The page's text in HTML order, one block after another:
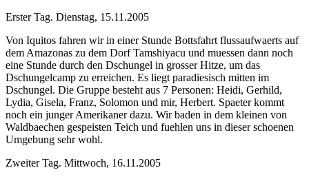
Erster Tag. Dienstag, 15.11.2005
Von Iquitos fahren wir in einer Stunde Bottsfahrt flussaufwaerts auf
dem Amazonas zu dem Dorf Tamshiyacu und muessen dann noch
eine Stunde durch den Dschungel in grosser Hitze, um das
Dschungelcamp zu erreichen. Es liegt paradiesisch mitten im
Dschungel. Die Gruppe besteht aus 7 Personen: Heidi, Gerhild,
Lydia, Gisela, Franz, Solomon und mir, Herbert. Spaeter kommt
noch ein junger Amerikaner dazu. Wir baden in dem kleinen von
Waldbaechen gespeisten Teich und fuehlen uns in dieser schoenen
Umgebung sehr wohl.
Zweiter Tag. Mittwoch, 16.11.2005